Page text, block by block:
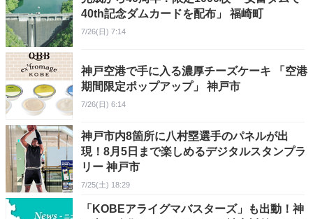
40th記念ダムカードを配布」 福崎町
7/26(日) 7:14
神戸空港で手に入る濃厚チーズケーキ 「空港
期間限定ポップアップ」 神戸市
7/26(日) 6:14
神戸市内8箇所に八村塁選手のパネルが出
現！8月5日まで楽しめるデジタルスタンプラ
リー 神戸市
7/25(土) 18:29
「KOBEアライグマバスターズ」も出動！神